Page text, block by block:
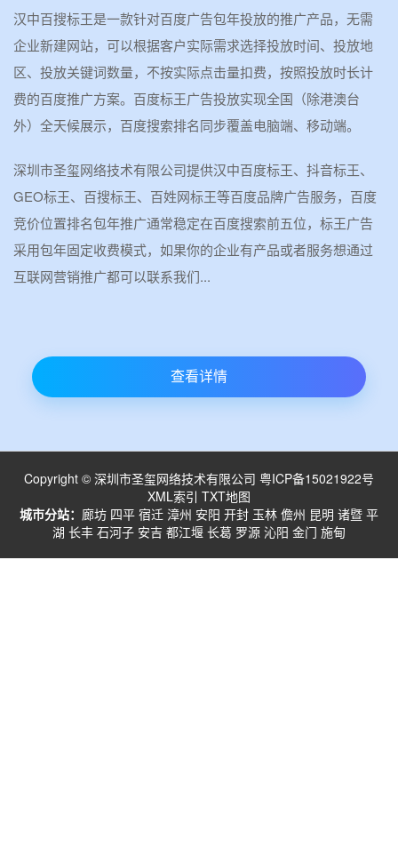
汉中百搜标王是一款针对百度广告包年投放的推广产品，无需
企业新建网站，可以根据客户实际需求选择投放时间、投放地
区、投放关键词数量，不按实际点击量扣费，按照投放时长计
费的百度推广方案。百度标王广告投放实现全国（除港澳台
外）全天候展示，百度搜索排名同步覆盖电脑端、移动端。
深圳市圣玺网络技术有限公司提供汉中百度标王、抖音标王、
GEO标王、百搜标王、百姓网标王等百度品牌广告服务，百度
竞价位置排名包年推广通常稳定在百度搜索前五位，标王广告
采用包年固定收费模式，如果你的企业有产品或者服务想通过
互联网营销推广都可以联系我们...
查看详情
Copyright © 深圳市圣玺网络技术有限公司 粤ICP备15021922号
XML索引 TXT地图
城市分站： 廊坊 四平 宿迁 漳州 安阳 开封 玉林 儋州 昆明 诸暨 平
湖 长丰 石河子 安吉 都江堰 长葛 罗源 沁阳 金门 施甸